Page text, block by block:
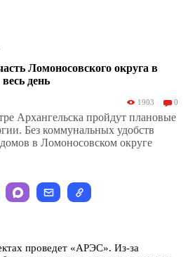
Ломоносовского округа в
день
1903 0
Архангельска пройдут плановые
Без коммунальных удобств
домов в Ломоносовском округе
проведет «АРЭС». Из-за